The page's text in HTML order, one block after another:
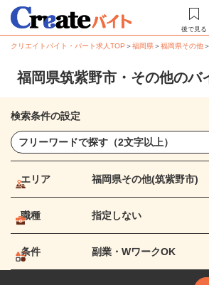
後で見る
クリエイトバイト・パート求人TOP ＞福岡県＞福岡県その他＞
福岡県筑紫野市・その他のバ
検索条件の設定
エリア 福岡県その他(筑紫野市)
職種 指定しない
条件 副業・WワークOK